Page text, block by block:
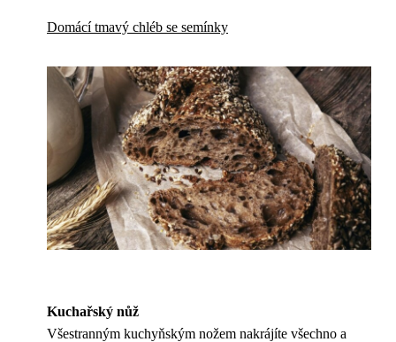
Domácí tmavý chléb se semínky
Kuchařský nůž
Všestranným kuchyňským nožem nakrájíte všechno a